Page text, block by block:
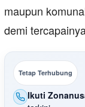
maupun
demi
Tetap Terhubung
Ikuti